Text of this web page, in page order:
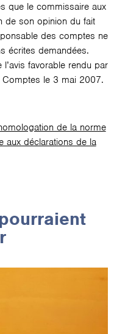
que le commissaire aux
de son opinion du fait
des comptes ne
écrites demandées.
favorable rendu par
le 3 mai 2007.
de la norme
aux déclarations de la